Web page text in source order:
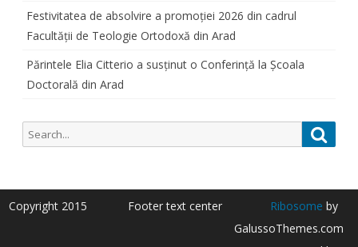
Festivitatea de absolvire a promoției 2026 din cadrul
Facultății de Teologie Ortodoxă din Arad
Părintele Elia Citterio a susținut o Conferință la Școala
Doctorală din Arad
Search
for:
Copyright 2015 Footer text center Ribosome by
GalussoThemes.com